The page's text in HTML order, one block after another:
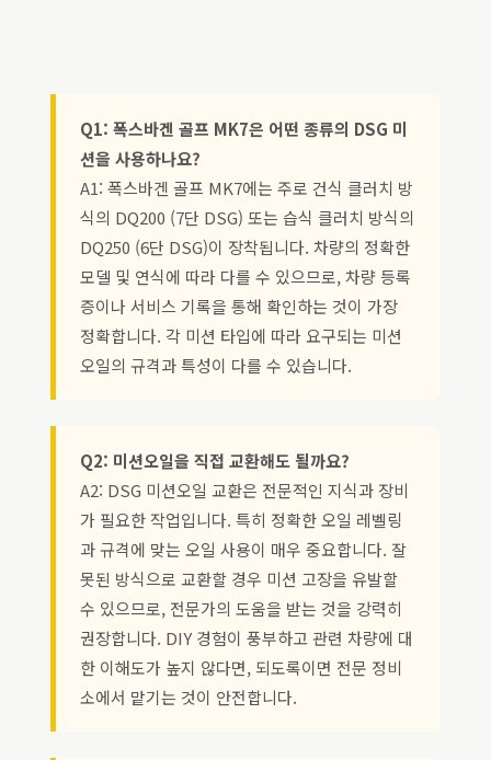
Q1: 폭스바겐 골프 MK7은 어떤 종류의 DSG 미
션을 사용하나요?
A1: 폭스바겐 골프 MK7에는 주로 건식 클러치 방
식의 DQ200 (7단 DSG) 또는 습식 클러치 방식의
DQ250 (6단 DSG)이 장착됩니다. 차량의 정확한
모델 및 연식에 따라 다를 수 있으므로, 차량 등록
증이나 서비스 기록을 통해 확인하는 것이 가장
정확합니다. 각 미션 타입에 따라 요구되는 미션
오일의 규격과 특성이 다를 수 있습니다.
Q2: 미션오일을 직접 교환해도 될까요?
A2: DSG 미션오일 교환은 전문적인 지식과 장비
가 필요한 작업입니다. 특히 정확한 오일 레벨링
과 규격에 맞는 오일 사용이 매우 중요합니다. 잘
못된 방식으로 교환할 경우 미션 고장을 유발할
수 있으므로, 전문가의 도움을 받는 것을 강력히
권장합니다. DIY 경험이 풍부하고 관련 차량에 대
한 이해도가 높지 않다면, 되도록이면 전문 정비
소에서 맡기는 것이 안전합니다.